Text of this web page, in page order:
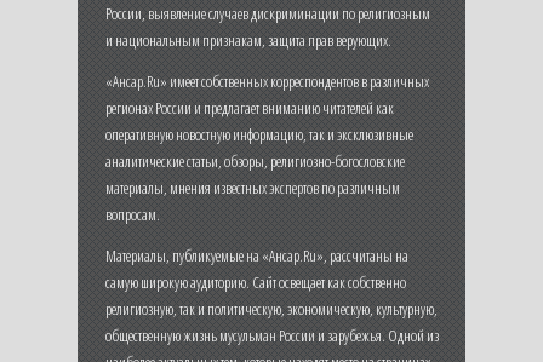
России, выявление случаев дискриминации по религиозным
и национальным признакам, защита прав верующих.
«Ансар.Ru» имеет собственных корреспондентов в различных
регионах России и предлагает вниманию читателей как
оперативную новостную информацию, так и эксклюзивные
аналитические статьи, обзоры, религиозно-богословские
материалы, мнения известных экспертов по различным
вопросам.
Материалы, публикуемые на «Ансар.Ru», рассчитаны на
самую широкую аудиторию. Сайт освещает как собственно
религиозную, так и политическую, экономическую, культурную,
общественную жизнь мусульман России и зарубежья. Одной из